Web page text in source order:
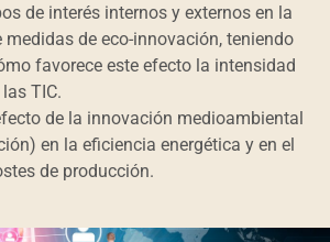
de interés internos y externos en la
medidas de eco-innovación, teniendo
favorece este efecto la intensidad
TIC.
de la innovación medioambiental
en la eficiencia energética y en el
de producción.